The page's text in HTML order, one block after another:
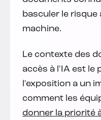
basculer le risque
machine.
Le contexte des
accès à l'IA est le
l'exposition a un
comment les
donner la priorité